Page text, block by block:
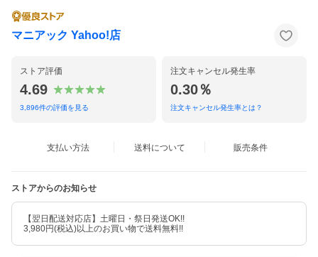
マニアック Yahoo!店
ストア評価
4.69
3,896件の評価を見る
注文キャンセル発生率
0.30％
注文キャンセル発生率とは？
支払い方法 送料について 販売条件
ストアからのお知らせ
【翌日配送対応店】土曜日・祭日発送OK!!
3,980円(税込)以上のお買い物で送料無料!!